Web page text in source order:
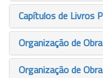
Gráficos
Capítulos de Livros
Organização de
Organização de